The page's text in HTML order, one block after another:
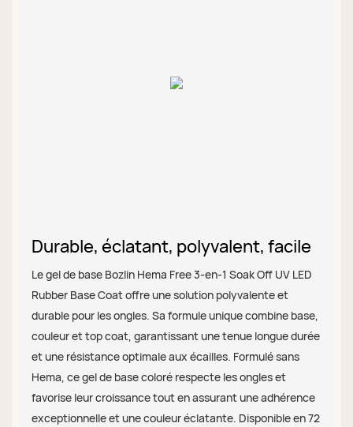
Durable, éclatant, polyvalent, facile
Le gel de base Bozlin Hema Free 3-en-1 Soak Off UV LED
Rubber Base Coat offre une solution polyvalente et
durable pour les ongles. Sa formule unique combine base,
couleur et top coat, garantissant une tenue longue durée
et une résistance optimale aux écailles. Formulé sans
Hema, ce gel de base coloré respecte les ongles et
favorise leur croissance tout en assurant une adhérence
exceptionnelle et une couleur éclatante. Disponible en 72